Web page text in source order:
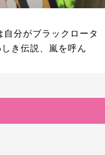
分がブラックロータ
き伝説、嵐を呼ん